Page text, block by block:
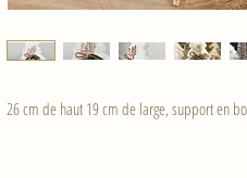
26 cm de haut 19 cm de large, support en